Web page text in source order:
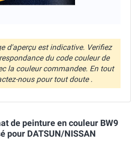
d'aperçu est indicative. Verifiez
du code couleur de
la couleur commandee. En tout
nous pour tout doute .
de peinture en couleur BW9
pour DATSUN/NISSAN